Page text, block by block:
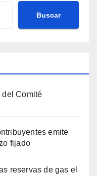
Buscar
Comité
emite
fijado
reservas de gas el